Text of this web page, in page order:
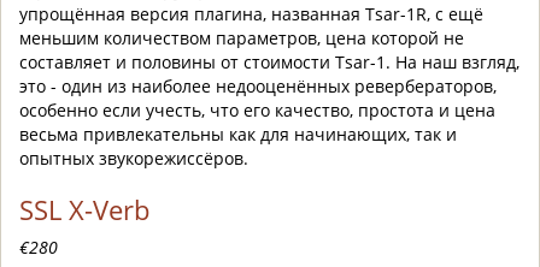
упрощённая версия плагина, названная Tsar-1R, с ещё
меньшим количеством параметров, цена которой не
составляет и половины от стоимости Tsar-1. На наш взгляд,
это - один из наиболее недооценённых ревербераторов,
особенно если учесть, что его качество, простота и цена
весьма привлекательны как для начинающих, так и
опытных звукорежиссёров.
SSL X-Verb
€280